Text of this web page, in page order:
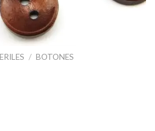
/ BOTONES